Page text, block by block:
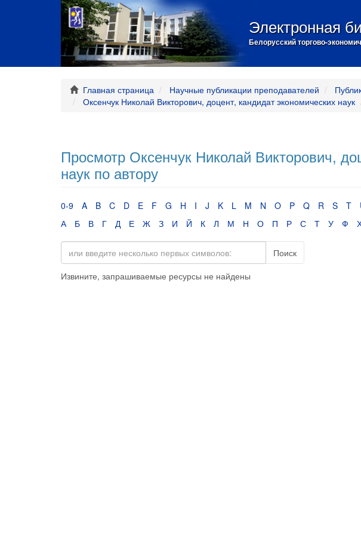
Электронная
Белорусский торгово-
Главная страница Научные публикации преподавателей
Оксенчук Николай Викторович, доцент, кандидат экономических наук
Просмотр Оксенчук Николай Викторович,
наук по автору
0-9 A B C D E F G H I J K L M N O P Q R S T
А
Б В Г Д Е Ж З И Й К Л М Н О П Р С Т У Ф
Поиск
Извините, запрашиваемые ресурсы не найдены